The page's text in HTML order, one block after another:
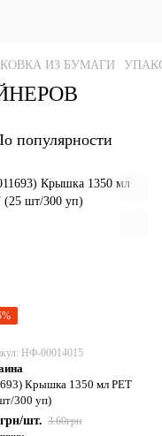
ИЗ БУМАГИ
популярности
НФ-00014015
Крышка 1350 мл РЕТ
300 уп)
шт. 3.60грн